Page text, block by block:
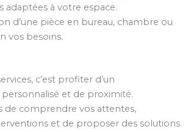
adaptées à votre espace.
d’une pièce en bureau, chambre ou
vos besoins.
c’est profiter d’un
et de proximité.
de comprendre vos attentes,
et de proposer des solutions